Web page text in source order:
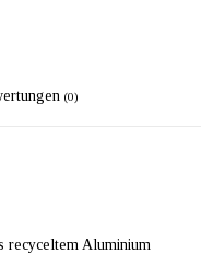
(0)
recyceltem Aluminium